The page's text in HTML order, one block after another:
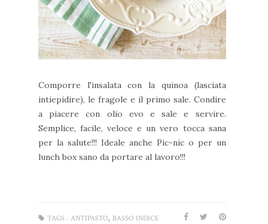
Comporre l'insalata con la quinoa (lasciata
intiepidire), le fragole e il primo sale. Condire
a piacere con olio evo e sale e servire.
Semplice, facile, veloce e un vero tocca sana
per la salute!!! Ideale anche Pic-nic o per un
lunch box sano da portare al lavoro!!!
TAGS : ANTIPASTO, BASSO INDICE